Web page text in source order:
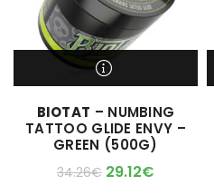
M'ALERTER QUAND
L'ARTICLE SERA DISPO !
BIOTAT – NUMBING
TATTOO GLIDE ENVY –
GREEN (500G)
34.26€ 29.12€